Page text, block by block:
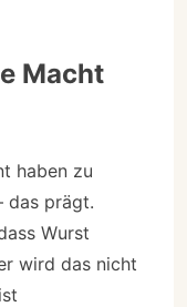
Macht
haben zu
das prägt.
Wurst
wird das nicht